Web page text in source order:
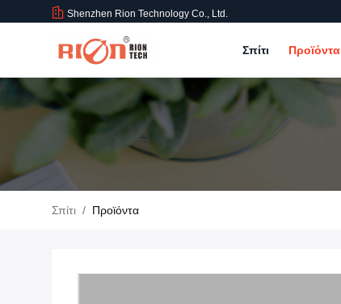
Shenzhen Rion Technology Co., Ltd.
Σπίτι Προϊόντα
Σπίτι / Προϊόντα